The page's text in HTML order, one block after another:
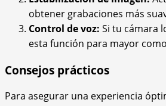
obtener grabaciones más
Control de voz: Si tu cámara
esta función para mayor
Consejos prácticos
Para asegurar una experiencia